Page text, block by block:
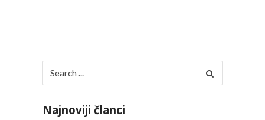
for:
Najnoviji članci